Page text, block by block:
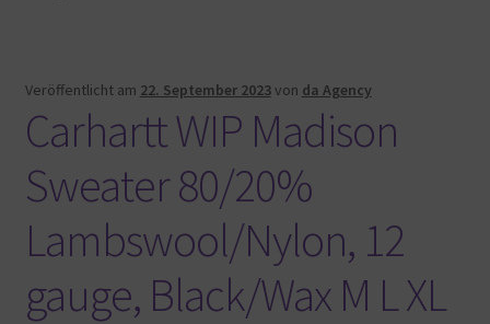
Veröffentlicht am 22. September 2023von da Agency
Carhartt WIP Madison
Sweater 80/20%
Lambswool/Nylon, 12
gauge, Black/Wax M L XL